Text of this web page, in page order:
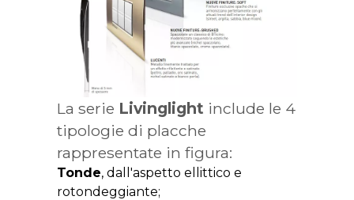
La serie Livinglight include le 4
tipologie di placche
rappresentate in figura:
Tonde, dall'aspetto ellittico e
rotondeggiante;